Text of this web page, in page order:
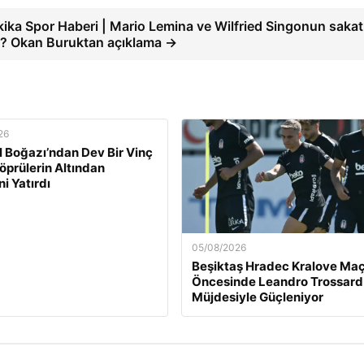
Spor Haberi | Mario Lemina ve Wilfried Singonun
Okan Buruktan açıklama →
Dev Bir Vinç
Altından
Yatırdı
05/08/2026
Beşiktaş Hradec Kralove
Öncesinde Leandro Trossard
Müjdesiyle Güçleniyor